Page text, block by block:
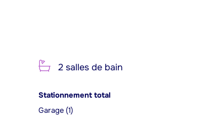
2 salles de bain
Stationnement total
Garage (1)